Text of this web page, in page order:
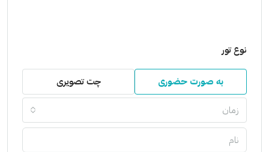
نوع تور
به صورت حضوری چت تصویری
زمان